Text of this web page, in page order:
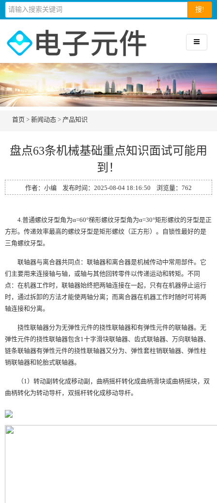
搜!
首页 > 新闻动态 > 产品知识
盘点63条机械基础重点知识面试可能用
到！
作者：小编 发布时间：2025-08-04 18:16:50 浏览量： 762
4.普通螺纹牙型角为α=60°梯形螺纹牙型角为α=30°矩形螺纹的牙型是正
方形。传递效率最高的螺纹牙型是矩形螺纹（正方形）。自锁性最好的是
三角螺纹牙型。
联轴器与离合器共同点：联轴器和离合器是机械传动中常用部件。它
们主要用来连接轴与轴，或轴与其他回转零件以传递运动和转矩。不同
点：在机器工作时，联轴器始终把两轴连接在一起，只有在机器停止运行
时，通过拆卸的方法才能使两轴分离；而离合器在机器工作时随时可将两
轴连接和分离。
挠性联轴器分为无弹性元件的挠性联轴器和有弹性元件的联轴器。无
弹性元件的挠性联轴器包含1十字滑块联轴器、齿式联轴器、万向联轴器、
链条联轴器有弹性元件的挠性联轴器又分为、弹性套柱销联轴器、弹性柱
销联轴器和轮胎式联轴器。
（1）转动副转化成移动副，曲柄摇杆转化成曲柄滑块或曲柄摇块，双
曲柄转化为转动导杆，双摇杆转化成移动导杆。